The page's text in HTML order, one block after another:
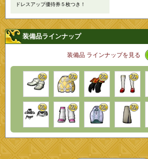
ドレスアップ優待券５枚つき！
装備品ラインナップ
装備品 ラインナップを見る